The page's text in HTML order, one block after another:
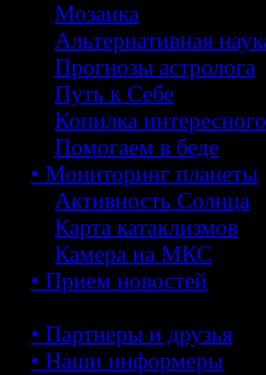
Мозаика
Альтернативная
Прогнозы астролога
Путь к Себе
Копилка интересного
Помогаем в беде
• Мониторинг планеты
Активность Солнца
Карта катаклизмов
Камера на МКС
• Прием новостей
• Партнеры и друзья
• Наши информеры